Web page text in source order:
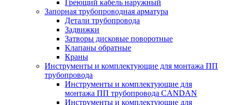
Греющий кабель наружный
Запорная трубопроводная арматура
Детали трубопровода
Задвижки
Затворы дисковые поворотные
Клапаны обратные
Краны
Инструменты и комплектующие для монтажа ПП
трубопровода
Инструменты и комплектующие для
монтажа ПП трубопровода CANDAN
Инструменты и комплектующие для